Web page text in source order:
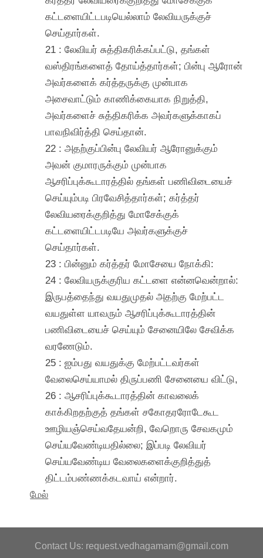
கட்டளையிட்டபடியெல்லாம் லேவியருக்குச்
செய்தார்கள்.
21 : லேவியர் சுத்திகரிக்கப்பட்டு, தங்கள்
வஸ்திரங்களைத் தோய்த்தார்கள்; பின்பு ஆரோன்
அவர்களைக் கர்த்தருக்கு முன்பாக
அசைவாட்டும் காணிக்கையாக நிறுத்தி,
அவர்களைச் சுத்திகரிக்க அவர்களுக்காகப்
பாவநிவிர்த்தி செய்தான்.
22 : அதற்குப்பின்பு லேவியர் ஆரோனுக்கும்
அவன் குமாரருக்கும் முன்பாக
ஆசரிப்புக்கூடாரத்தில் தங்கள் பணிவிடையைச்
செய்யும்படி பிரவேசித்தார்கள்; கர்த்தர்
லேவியரைக்குறித்து மோசேக்குக்
கட்டளையிட்டபடியே அவர்களுக்குச்
செய்தார்கள்.
23 : பின்னும் கர்த்தர் மோசேயை நோக்கி:
24 : லேவியருக்குரிய கட்டளை என்னவென்றால்:
இருபத்தைந்து வயதுமுதல் அதற்கு மேற்பட்ட
வயதுள்ள யாவரும் ஆசரிப்புக்கூடாரத்தின்
பணிவிடையைச் செய்யும் சேனையிலே சேவிக்க
வரணேடும்.
25 : ஐம்பது வயதுக்கு மேற்பட்டவர்கள்
வேலைசெய்யாமல் திருப்பணி சேனையை விட்டு,
26 : ஆசரிப்புக்கூடாரத்தின் காவலைக்
காக்கிறதற்குத் தங்கள் சகோதரரோடேகூட
ஊழியஞ்செய்வதேயன்றி, வேறொரு சேவகமும்
செய்யவேண்டியதில்லை; இப்படி லேவியர்
செய்யவேண்டிய வேலைகளைக்குறித்துத்
திட்டம்பண்ணக்கடவாய் என்றார்.
மேல்
Contact Us: request.vedhagamam@gmail.com